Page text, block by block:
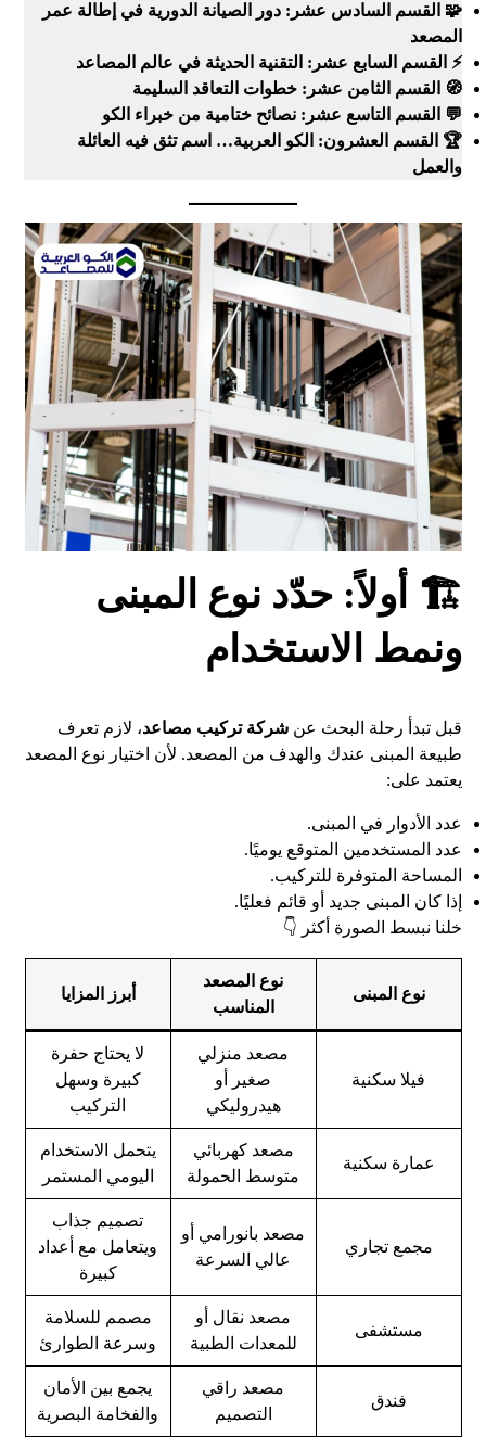
🧩 القسم السادس عشر: دور الصيانة الدورية في إطالة عمر
المصعد
⚡ القسم السابع عشر: التقنية الحديثة في عالم المصاعد
🧭 القسم الثامن عشر: خطوات التعاقد السليمة
💬 القسم التاسع عشر: نصائح ختامية من خبراء الكو
🏆 القسم العشرون: الكو العربية… اسم تثق فيه العائلة
والعمل
🏗️ أولاً: حدّد نوع المبنى
ونمط الاستخدام
قبل تبدأ رحلة البحث عنشركة تركيب مصاعد، لازم تعرف
طبيعة المبنى عندك والهدف من المصعد. لأن اختيار نوع المصعد
يعتمد على:
عدد الأدوار في المبنى.
عدد المستخدمين المتوقع يوميًا.
المساحة المتوفرة للتركيب.
إذا كان المبنى جديد أو قائم فعليًا.
خلنا نبسط الصورة أكثر 👇
نوع المبنى
نوع المصعد
المناسب
أبرز المزايا
فيلا سكنية
مصعد منزلي
صغير أو
هيدروليكي
لا يحتاج حفرة
كبيرة وسهل
التركيب
عمارة سكنية
مصعد كهربائي
متوسط الحمولة
يتحمل الاستخدام
اليومي المستمر
مجمع تجاري
مصعد بانورامي أو
عالي السرعة
تصميم جذاب
ويتعامل مع أعداد
كبيرة
مستشفى
مصعد نقال أو
للمعدات الطبية
مصمم للسلامة
وسرعة الطوارئ
فندق
مصعد راقي
التصميم
يجمع بين الأمان
والفخامة البصرية